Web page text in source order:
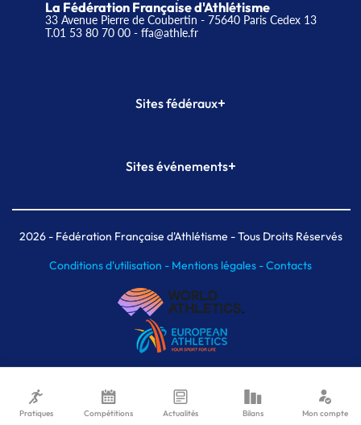
La Fédération Française d'Athlétisme
33 Avenue Pierre de Coubertin - 75640 Paris Cedex 13
T.01 53 80 70 00- ffa@athle.fr
Sites fédéraux+
Plateforme Formation
Sites événements+
Meeting de Paris indoor
MAIF Ekiden de Paris
2026- Fédération Française d'Athlétisme - Tous Droits Réservés
Conditions d'utilisation - Mentions légales -Contacts
Pratiques Compétitions Actualités Bilans Mon compte